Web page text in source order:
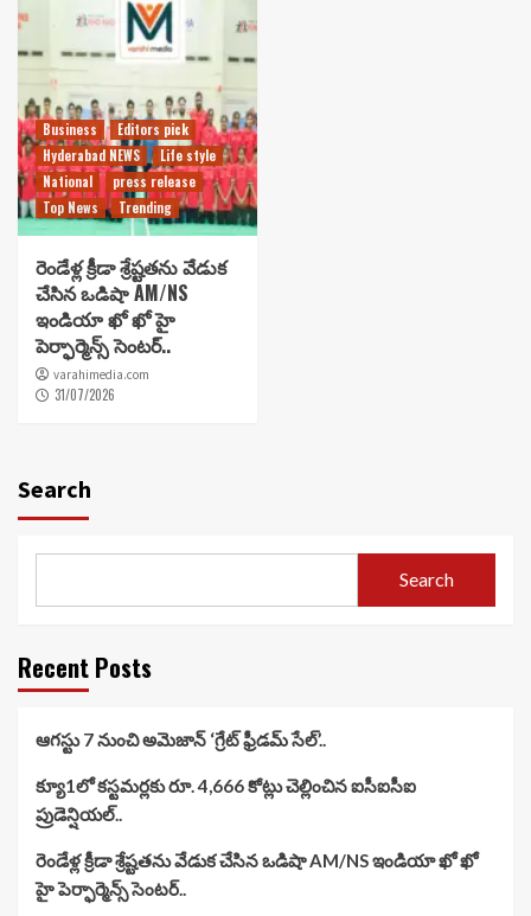
Business
Editors pick
Hyderabad NEWS
Life style
National
press release
Top News
Trending
రెండేళ్ల క్రీడా శ్రేష్టతను వేడుక
చేసిన ఒడిషా AM/NS
ఇండియా ఖో ఖో హై
పెర్ఫార్మెన్స్ సెంటర్..
varahimedia.com
31/07/2026
Search
Search
Recent Posts
ఆగస్టు 7 నుంచి అమెజాన్ ‘గ్రేట్ ఫ్రీడమ్ సేల్’..
క్యూ1లో కస్టమర్లకు రూ. 4,666 కోట్లు చెల్లించిన ఐసీఐసీఐ
ప్రుడెన్షియల్..
రెండేళ్ల క్రీడా శ్రేష్టతను వేడుక చేసిన ఒడిషా AM/NS ఇండియా ఖో ఖో
హై పెర్ఫార్మెన్స్ సెంటర్..